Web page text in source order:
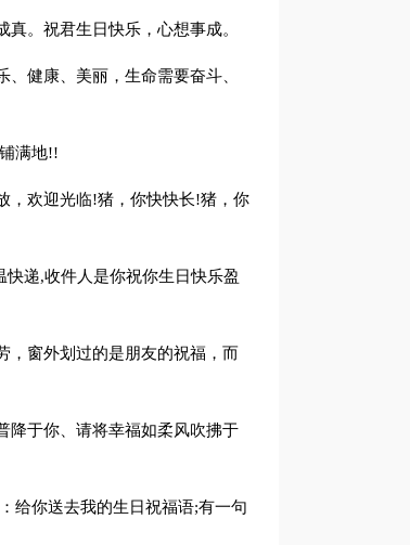
。祝君生日快乐，心想事成。
健康、美丽，生命需要奋斗、
满地!!
，欢迎光临!猪，你快快长!猪，你
递,收件人是你祝你生日快乐盈
，窗外划过的是朋友的祝福，而
降于你、请将幸福如柔风吹拂于
给你送去我的生日祝福语;有一句